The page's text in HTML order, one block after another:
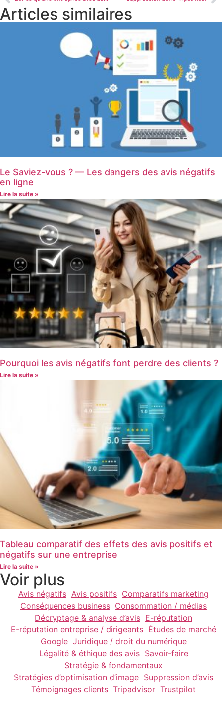
Articles similaires
Le Saviez-vous ? — Les dangers des avis négatifs
en ligne
Lire la suite »
Pourquoi les avis négatifs font perdre des clients ?
Lire la suite »
Tableau comparatif des effets des avis positifs et
négatifs sur une entreprise
Lire la suite »
Voir plus
Avis négatifs Avis positifs Comparatifs marketing
Conséquences business Consommation / médias
Décryptage & analyse d’avis E-réputation
E-réputation entreprise / dirigeants Études de marché
Google Juridique / droit du numérique
Légalité & éthique des avis Savoir-faire
Stratégie & fondamentaux
Stratégies d’optimisation d’image Suppression d’avis
Témoignages clients Tripadvisor Trustpilot